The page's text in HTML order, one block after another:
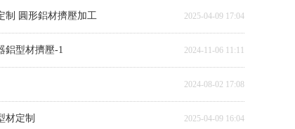
制 圓形鋁材擠壓加工 2025-04-09 17:04
鋁型材擠壓-1 2024-11-06 11:11
2024-08-02 17:08
材定制 2025-04-09 16:04